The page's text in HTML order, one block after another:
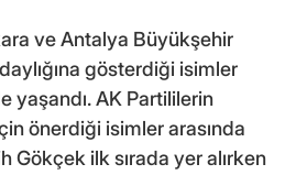
ve Antalya Büyükşehir
gösterdiği isimler
yaşandı. AK Partililerin
önerdiği isimler arasında
Gökçek ilk sırada yer alırken